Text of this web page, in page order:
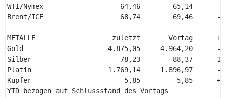
WTI/Nymex                   64,46        65,14      -
Brent/ICE                   68,74        69,46      -
METALLE                   zuletzt       Vortag      +/-
Gold                     4.875,05     4.964,20      -
Silber                      78,23        88,37     -
Platin                   1.769,14     1.896,97      -
Kupfer                       5,85         5,85
YTD bezogen auf Schlussstand des Vortags